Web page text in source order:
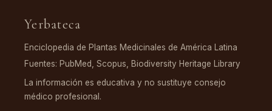
Yerbateca
Enciclopedia de Plantas Medicinales de América Latina
Fuentes: PubMed, Scopus, Biodiversity Heritage Library
La información es educativa y no sustituye consejo
médico profesional.